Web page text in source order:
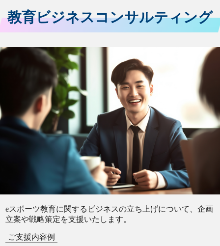
教育ビジネスコンサルティング
eスポーツ教育に関するビジネスの立ち上げについて、企画
立案や戦略策定を支援いたします。
ご支援内容例